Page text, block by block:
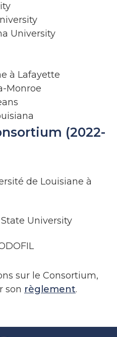
University
à Lafayette
Monroe
(2022-
de Louisiane à
University
sur le Consortium,
son règlement.